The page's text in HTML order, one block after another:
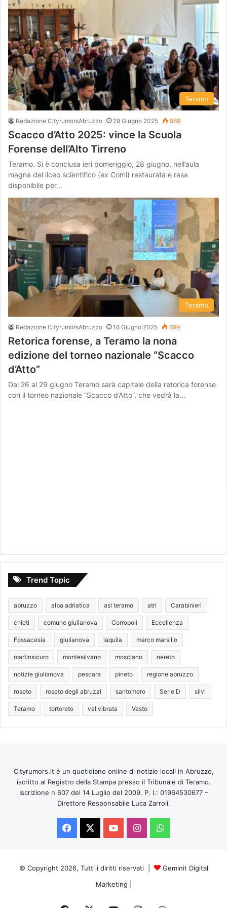
Teramo
Redazione CityrumorsAbruzzo 29 Giugno 2025 969
Scacco d’Atto 2025: vince la Scuola
Forense dell’Alto Tirreno
Teramo. Si è conclusa ieri pomeriggio, 28 giugno, nell’aula
magna del liceo scientifico (ex Comi) restaurata e resa
disponibile per…
Teramo
Redazione CityrumorsAbruzzo 16 Giugno 2025 699
Retorica forense, a Teramo la nona
edizione del torneo nazionale “Scacco
d’Atto”
Dal 26 al 29 giugno Teramo sarà capitale della retorica forense
con il torneo nazionale “Scacco d’Atto”, che vedrà la…
Trend Topic
abruzzo alba adriatica asl teramo atri Carabinieri
chieti comune giulianova Corropoli Eccellenza
Fossacesia giulianova laquila marco marsilio
martinsicuro montesilvano mosciano nereto
notizie giulianova pescara pineto regione abruzzo
roseto roseto degli abruzzi santomero Serie D silvi
Teramo tortoreto val vibrata Vasto
Cityrumors.it é un quotidiano online di notizie locali in Abruzzo,
iscritto al Registro della Stampa presso il Tribunale di Teramo.
Iscrizione n 607 del 14 Luglio del 2009. P. I.: 01964530677 –
Direttore Responsabile Luca Zarroli.
Facebook
You InstagramWhatsApp
© Copyright 2026, Tutti i diritti riservati |
Geminit Digital
Marketing